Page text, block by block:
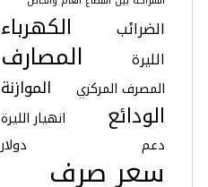
الضرائب الكهرباء
الليرة المصارف
المصرف المركزي الموازنة
الودائع
انهيار الليرة
دعم
دولار
سعر صرف